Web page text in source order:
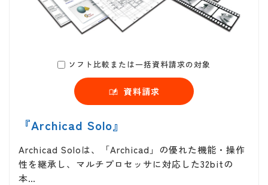
ソフト比較または一括資料請求の対象
資料請求
『Archicad Solo』
Archicad Soloは、「Archicad」の優れた機能・操作
性を継承し、マルチプロセッサに対応した32bitの
本…